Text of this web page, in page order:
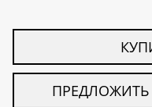
ПРЕДЛОЖИТЬ